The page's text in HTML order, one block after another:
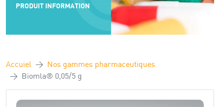
PRODUIT INFORMATION
Accuiel
Nos gammes pharmaceutiques
Biomla® 0,05/5 g